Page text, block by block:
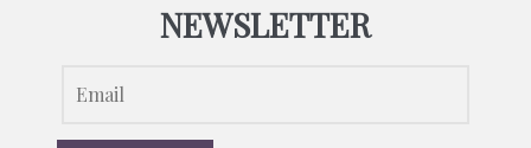
NEWSLETTER